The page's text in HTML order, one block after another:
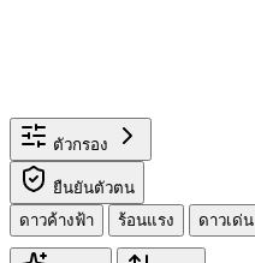
ตัวกรอง
ยืนยันตัวตน
ดาวค้างฟ้า
ร้อนแรง ดาวเด่น